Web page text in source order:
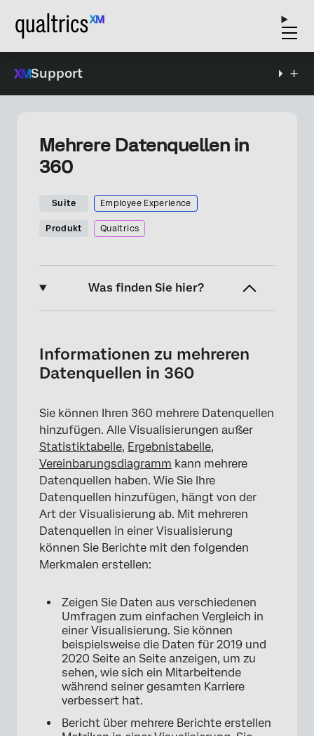
Support
Mehrere Datenquellen in
360
Suite Employee Experience
Produkt Qualtrics
Was finden Sie hier?
Mehrere Datenquellen über “Metrik
hinzufügen” hinzufügen
Mehrere Datenquellen über “Datenquelle
hinzufügen” hinzufügen
Mehrere Metriken hinzufügen
Labels
Optionen
Hinzufügen von Filtern zu Bezugsquellen
Informationen zu mehreren
Datenquellen in 360
Sie können Ihren 360 mehrere Datenquellen
hinzufügen. Alle Visualisierungen außer
Statistiktabelle, Ergebnistabelle,
Vereinbarungsdiagramm kann mehrere
Datenquellen haben. Wie Sie Ihre
Datenquellen hinzufügen, hängt von der
Art der Visualisierung ab. Mit mehreren
Datenquellen in einer Visualisierung
können Sie Berichte mit den folgenden
Merkmalen erstellen:
Zeigen Sie Daten aus verschiedenen
Umfragen zum einfachen Vergleich in
einer Visualisierung. Sie können
beispielsweise die Daten für 2019 und
2020 Seite an Seite anzeigen, um zu
sehen, wie sich ein Mitarbeitende
während seiner gesamten Karriere
verbessert hat.
Bericht über mehrere Berichte erstellen